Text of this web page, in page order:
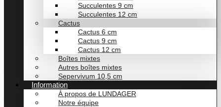
Succulentes 9 cm
Succulentes 12 cm
Cactus
Cactus 6 cm
Cactus 9 cm
Cactus 12 cm
Boîtes mixtes
Autres boîtes mixtes
Sepervivum 10,5 cm
Information
À propos de LUNDAGER
Notre équipe